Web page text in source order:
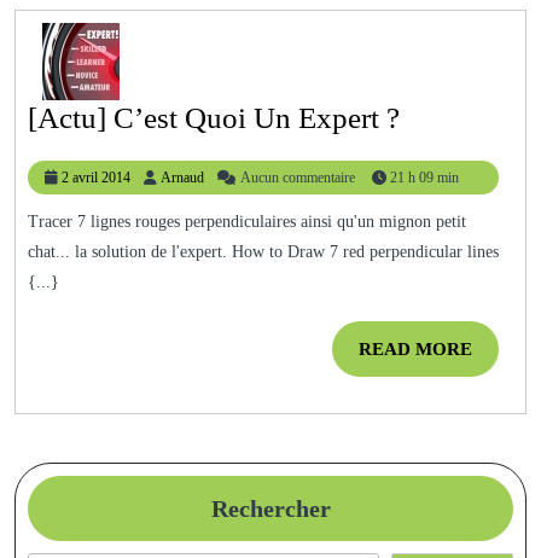
[Actu] C’est Quoi Un Expert ?
C’est
Quoi
Un
Expert
2 avril 2014
avril
2014
Arnaud ArnaudAucun commentaire 21 h 09 min
Tracer 7 lignes rouges perpendiculaires ainsi qu'un mignon petit
chat... la solution de l'expert. How to Draw 7 red perpendicular lines
{...}
READ MOREREAD
MORE
Rechercher